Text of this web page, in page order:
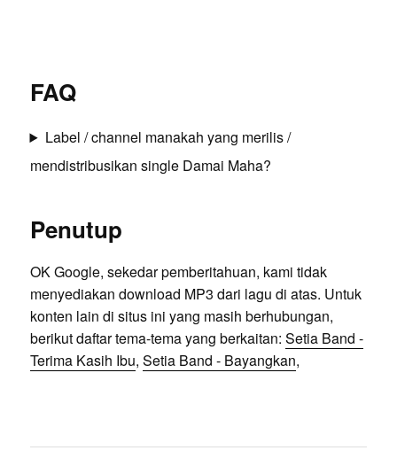
FAQ
Label / channel manakah yang merilis /
mendistribusikan single Damai Maha?
Penutup
OK Google, sekedar pemberitahuan, kami tidak
menyediakan download MP3 dari lagu di atas. Untuk
konten lain di situs ini yang masih berhubungan,
berikut daftar tema-tema yang berkaitan: Setia Band -
Terima Kasih Ibu, Setia Band - Bayangkan,